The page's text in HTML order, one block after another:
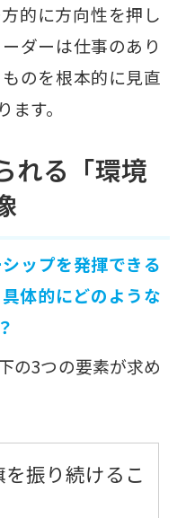
的に方向性を押し
ダーは仕事のあり
のを根本的に見直
す。
れる「環境
ップを発揮できる
体的にどのような
の3つの要素が求め
振り続けるこ